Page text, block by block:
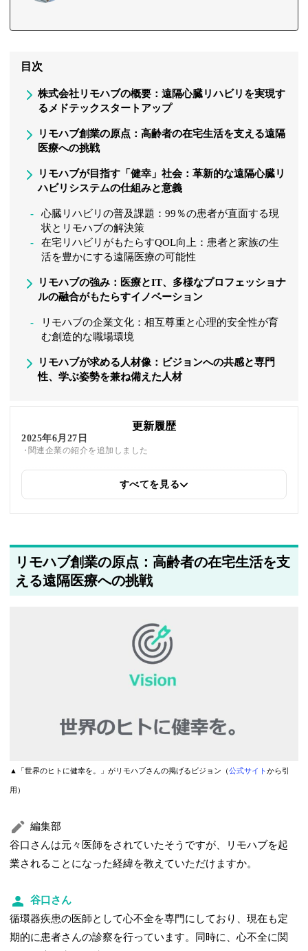
目次
株式会社リモハブの概要：遠隔心臓リハビリを実現す
るメドテックスタートアップ
リモハブ創業の原点：高齢者の在宅生活を支える遠隔
医療への挑戦
リモハブが目指す「健幸」社会：革新的な遠隔心臓リ
ハビリシステムの仕組みと意義
心臓リハビリの普及課題：99％の患者が直面する現
状とリモハブの解決策
在宅リハビリがもたらすQOL向上：患者と家族の生
活を豊かにする遠隔医療の可能性
リモハブの強み：医療とIT、多様なプロフェッショナ
ルの融合がもたらすイノベーション
リモハブの企業文化：相互尊重と心理的安全性が育
む創造的な職場環境
リモハブが求める人材像：ビジョンへの共感と専門
性、学ぶ姿勢を兼ね備えた人材
更新履歴
2025年6月27日
関連企業の紹介を追加しました
筆者情報を更新しました
すべてを見る
リモハブ創業の原点：高齢者の在宅生活を支
える遠隔医療への挑戦
▲「世界のヒトに健幸を。」がリモハブさんの掲げるビジョン（公式サイトから引
用）
編集部
谷口さんは元々医師をされていたそうですが、リモハブを起
業されることになった経緯を教えていただけますか。
谷口さん
循環器疾患の医師として心不全を専門にしており、現在も定
期的に患者さんの診察を行っています。同時に、心不全に関